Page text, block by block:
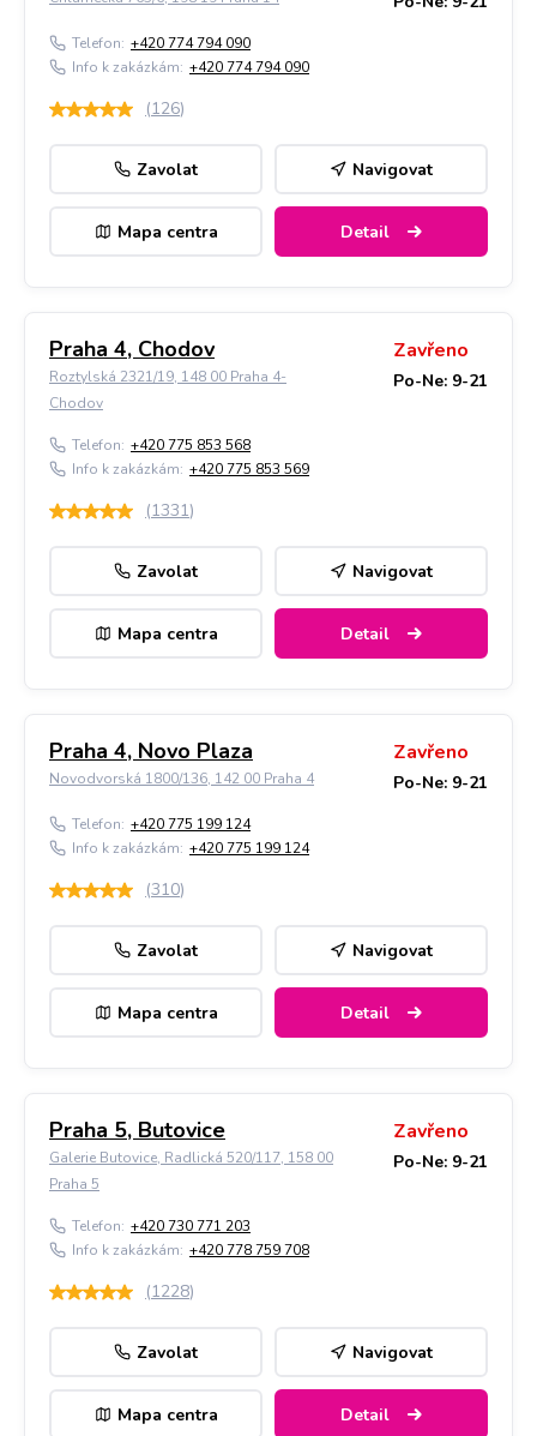
Telefon: +420 774 794 090
Info k zakázkám: +420 774 794 090
(126)
Zavolat Navigovat
Mapa centra Detail
Praha 4, Chodov
Roztylská 2321/19, 148 00 Praha 4-
Chodov
Zavřeno
Po-Ne: 9-21
Telefon: +420 775 853 568
Info k zakázkám: +420 775 853 569
(1331)
Zavolat Navigovat
Mapa centra Detail
Praha 4, Novo Plaza
Novodvorská 1800/136, 142 00 Praha 4
Zavřeno
Po-Ne: 9-21
Telefon: +420 775 199 124
Info k zakázkám: +420 775 199 124
(310)
Zavolat Navigovat
Mapa centra Detail
Praha 5, Butovice
Galerie Butovice, Radlická 520/117, 158 00
Praha 5
Zavřeno
Po-Ne: 9-21
Telefon: +420 730 771 203
Info k zakázkám: +420 778 759 708
(1228)
Zavolat Navigovat
Mapa centra Detail